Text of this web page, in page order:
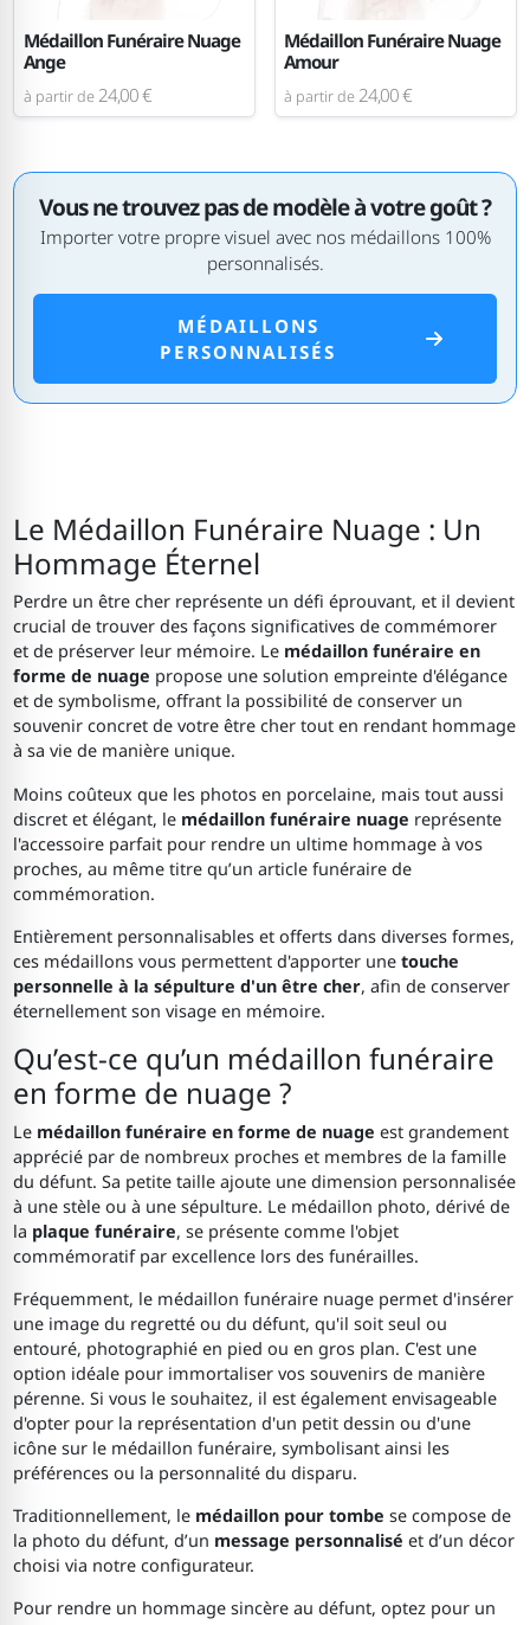
Médaillon Funéraire Nuage
Ange
à partir de 24,00 €
Médaillon Funéraire Nuage
Amour
à partir de 24,00 €
Vous ne trouvez pas de modèle à votre goût ?
Importer votre propre visuel avec nos médaillons 100%
personnalisés.
MÉDAILLONS
PERSONNALISÉS
Le Médaillon Funéraire Nuage : Un
Hommage Éternel
Perdre un être cher représente un défi éprouvant, et il devient
crucial de trouver des façons significatives de commémorer
et de préserver leur mémoire. Le médaillon funéraire en
forme de nuage propose une solution empreinte d'élégance
et de symbolisme, offrant la possibilité de conserver un
souvenir concret de votre être cher tout en rendant hommage
à sa vie de manière unique.
Moins coûteux que les photos en porcelaine, mais tout aussi
discret et élégant, le médaillon funéraire nuage représente
l'accessoire parfait pour rendre un ultime hommage à vos
proches, au même titre qu’un article funéraire de
commémoration.
Entièrement personnalisables et offerts dans diverses formes,
ces médaillons vous permettent d'apporter unetouche
personnelle à la sépulture d'un être cher, afin de conserver
éternellement son visage en mémoire.
Qu’est-ce qu’un médaillon funéraire
en forme de nuage ?
Le médaillon funéraire en forme de nuage est grandement
apprécié par de nombreux proches et membres de la famille
du défunt. Sa petite taille ajoute une dimension personnalisée
à une stèle ou à une sépulture. Le médaillon photo, dérivé de
la plaque funéraire, se présente comme l'objet
commémoratif par excellence lors des funérailles.
Fréquemment, le médaillon funéraire nuage permet d'insérer
une image du regretté ou du défunt, qu'il soit seul ou
entouré, photographié en pied ou en gros plan. C'est une
option idéale pour immortaliser vos souvenirs de manière
pérenne. Si vous le souhaitez, il est également envisageable
d'opter pour la représentation d'un petit dessin ou d'une
icône sur le médaillon funéraire, symbolisant ainsi les
préférences ou la personnalité du disparu.
Traditionnellement, le médaillon pour tombe se compose de
la photo du défunt, d’un message personnalisé et d’un décor
choisi via notre configurateur.
Pour rendre un hommage sincère au défunt, optez pour un